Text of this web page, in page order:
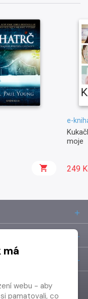
e-
moje
249
webu - aby
pamatovali, co